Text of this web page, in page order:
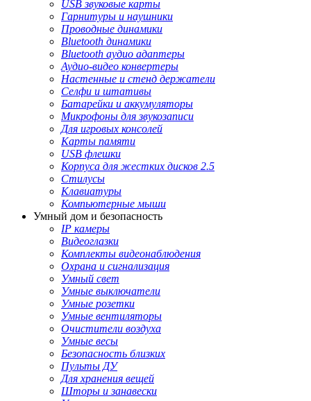
USB звуковые карты
Гарнитуры и наушники
Проводные динамики
Bluetooth динамики
Bluetooth аудио адаптеры
Аудио-видео конвертеры
Настенные и стенд держатели
Селфи и штативы
Батарейки и аккумуляторы
Микрофоны для звукозаписи
Для игровых консолей
Карты памяти
USB флешки
Корпуса для жестких дисков 2.5
Стилусы
Клавиатуры
Компьютерные мыши
Умный дом и безопасность
IP камеры
Видеоглазки
Комплекты видеонаблюдения
Охрана и сигнализация
Умный свет
Умные выключатели
Умные розетки
Умные вентиляторы
Очистители воздуха
Умные весы
Безопасность близких
Пульты ДУ
Для хранения вещей
Шторы и занавески